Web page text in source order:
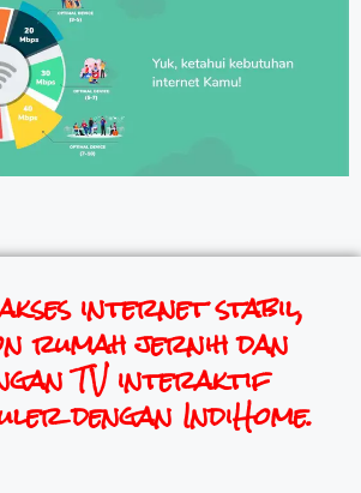
internet stabil,
rumah jernih dan
TV interaktif
dengan IndiHome.